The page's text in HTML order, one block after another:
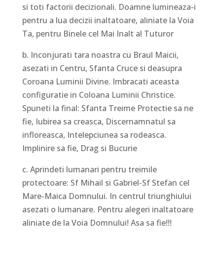
si toti factorii decizionali. Doamne lumineaza-i
pentru a lua decizii inaltatoare, aliniate la Voia
Ta, pentru Binele cel Mai Inalt al Tuturor
b. Inconjurati tara noastra cu Braul Maicii,
asezati in Centru, Sfanta Cruce si deasupra
Coroana Luminii Divine. Imbracati aceasta
configuratie in Coloana Luminii Christice.
Spuneti la final: Sfanta Treime Protectie sa ne
fie, Iubirea sa creasca, Discernamnatul sa
infloreasca, Intelepciunea sa rodeasca.
Implinire sa fie, Drag si Bucurie
c. Aprindeti lumanari pentru treimile
protectoare: Sf Mihail si Gabriel-Sf Stefan cel
Mare-Maica Domnului. In centrul triunghiului
asezati o lumanare. Pentru alegeri inaltatoare
aliniate de la Voia Domnului! Asa sa fie!!!